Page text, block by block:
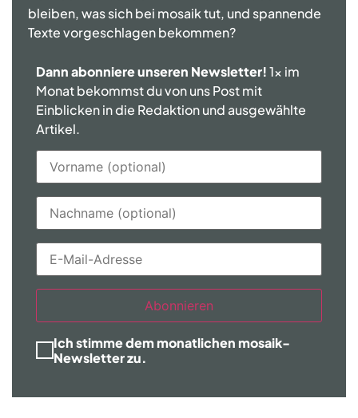
bleiben, was sich bei mosaik tut, und spannende
Texte vorgeschlagen bekommen?
Dann abonniere unseren Newsletter!1x im
Monat bekommst du von uns Post mit
Einblicken in die Redaktion und ausgewählte
Artikel.
Abonnieren
Ich stimme dem monatlichen mosaik-
Newsletter zu.